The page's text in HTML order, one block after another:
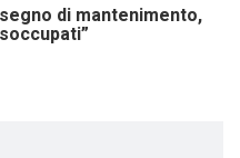
di mantenimento,